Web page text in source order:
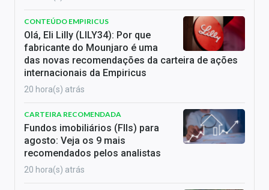
CONTEÚDO EMPIRICUS
Olá, Eli Lilly (LILY34): Por que
fabricante do Mounjaro é uma
das novas recomendações da carteira de ações
internacionais da Empiricus
20 hora(s) atrás
CARTEIRA RECOMENDADA
Fundos imobiliários (FIIs) para
agosto: Veja os 9 mais
recomendados pelos analistas
20 hora(s) atrás